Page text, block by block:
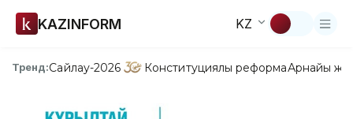
KAZINFORM KZ
Тренд:Сайлау-2026 Конституциялық реформаАрнайы